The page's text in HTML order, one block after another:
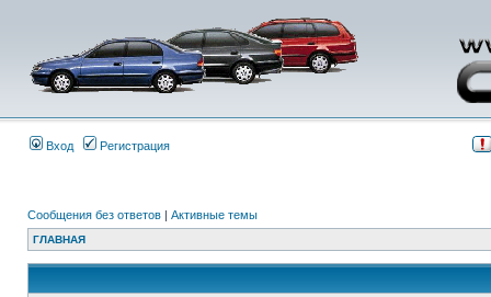
Вход Регистрация
Сообщения без ответов | Активные темы
ГЛАВНАЯ